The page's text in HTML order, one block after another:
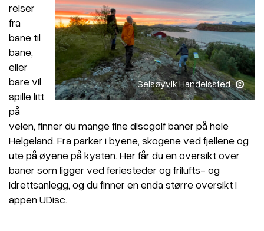
Selsøyvik Handelssted
reiser
fra
bane til
bane,
eller
bare vil
spille litt
på
veien, finner du mange fine discgolf baner på hele
Helgeland. Fra parker i byene, skogene ved fjellene og
ute på øyene på kysten. Her får du en oversikt over
baner som ligger ved feriesteder og frilufts- og
idrettsanlegg, og du finner en enda større oversikt i
appen UDisc.